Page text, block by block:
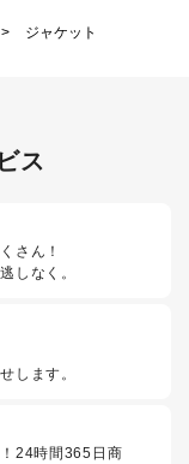
>
ジャケット
ス
さん！
しなく。
します。
24時間365日商